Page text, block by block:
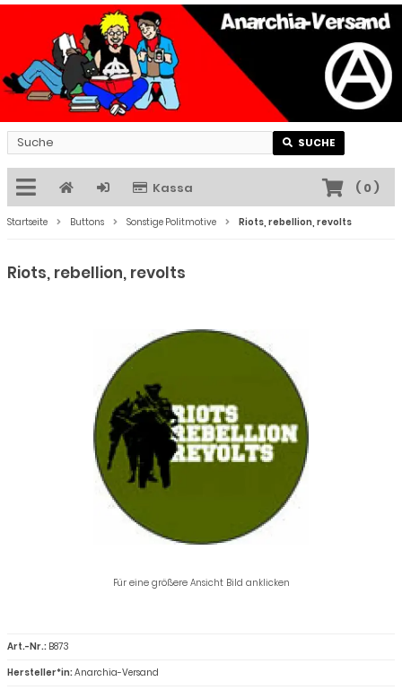
SUCHE
Kassa ( 0)
Startseite Buttons Sonstige Politmotive Riots, rebellion, revolts
Riots, rebellion, revolts
Für eine größere Ansicht Bild anklicken
Art.-Nr.: B873
Hersteller*in:Anarchia-Versand